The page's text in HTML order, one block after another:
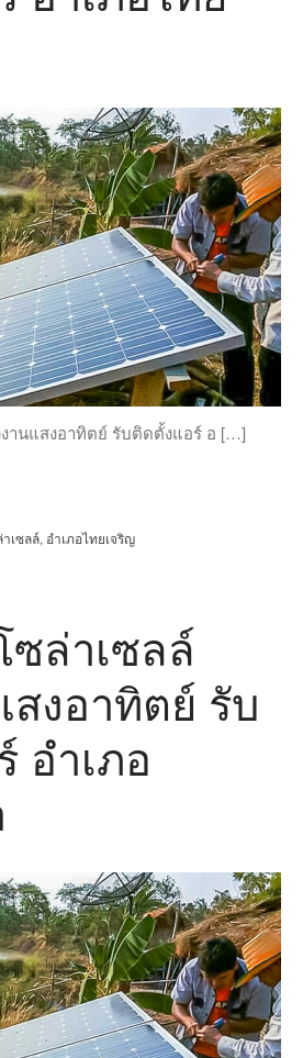
านแสงอาทิตย์ รับติดตั้งแอร์ อ […]
เซลล์, อำเภอไทยเจริญ
ล่าเซลล์
งอาทิตย์ รับ
อำเภอ